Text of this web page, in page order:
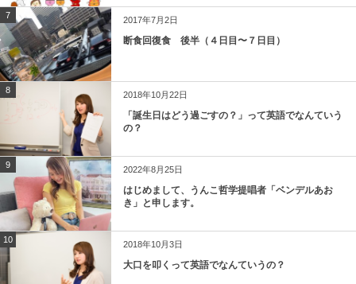
7 2017年7月2日
断食回復食 後半（４日目〜７日目）
8 2018年10月22日
「誕生日はどう過ごすの？」って英語でなんていう
の？
9 2022年8月25日
はじめまして、うんこ哲学提唱者「ベンデルあお
き」と申します。
10 2018年10月3日
大口を叩くって英語でなんていうの？